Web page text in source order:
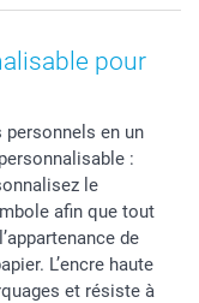
pour
en un
:
le
afin que tout
de
L’encre haute
et résiste à